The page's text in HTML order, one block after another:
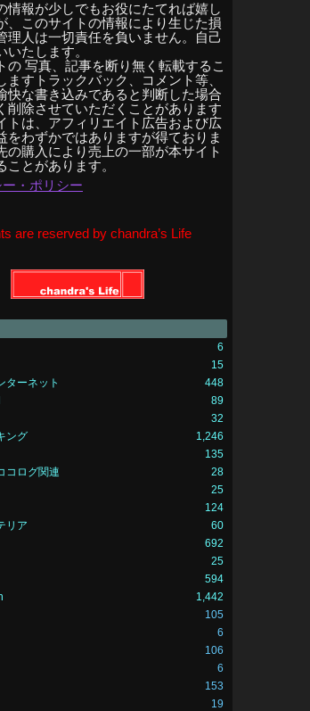
情報が少しでもお役にたてれば嬉し
、このサイトの情報により生じた損
理人は一切責任を負いません。自己
いたします。
の 写真、記事を断り無く転載するこ
ますトラックバック、コメント等、
快な書き込みであると判断した場合
削除させていただくことがあります
トは、アフィリエイト広告および広
をわずかではありますが得ておりま
の購入により売上の一部が本サイト
ことがあります。
・ポリシー
are reserved by chandra’s Life
6
15
ターネット
448
89
32
ング
1,246
135
コログ関連
28
25
124
リア
60
692
25
594
1,442
105
6
106
6
153
19